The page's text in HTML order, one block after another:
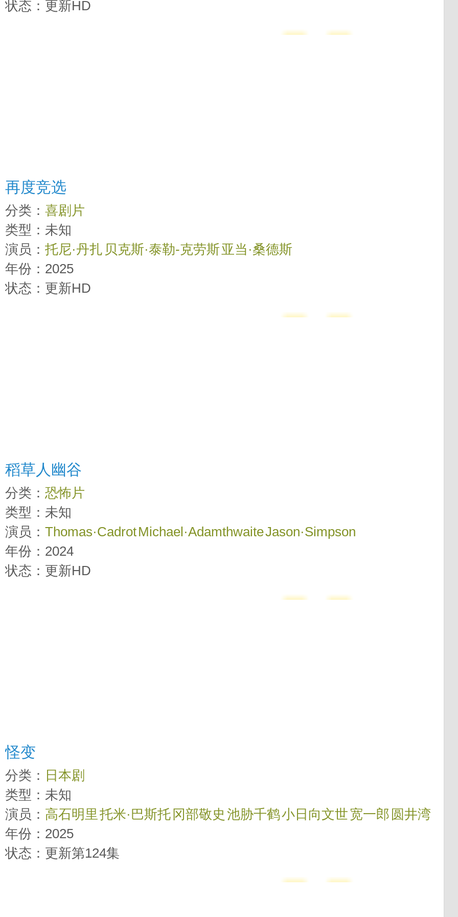
时间： 2026-03-26 15:10:12
状态：更新HD
时间： 2026-03-26 15:10:01
再度竞选
分类： 喜剧片
类型：未知
演员： 托尼·丹扎 贝克斯·泰勒-克劳斯亚当·桑德斯
年份：2025
状态：更新HD
时间： 2026-03-26 15:09:51
稻草人幽谷
分类： 恐怖片
类型：未知
演员： Thomas·CadrotMichael·AdamthwaiteJason·Simpson
年份：2024
状态：更新HD
时间： 2026-03-26 15:09:41
怪变
分类： 日本剧
类型：未知
演员： 高石明里 托米·巴斯托 冈部敬史 池胁千鹤小日向文世 宽一郎 圆井湾
佐藤穗奈美佐野史郎
年份：2025
状态：更新第124集